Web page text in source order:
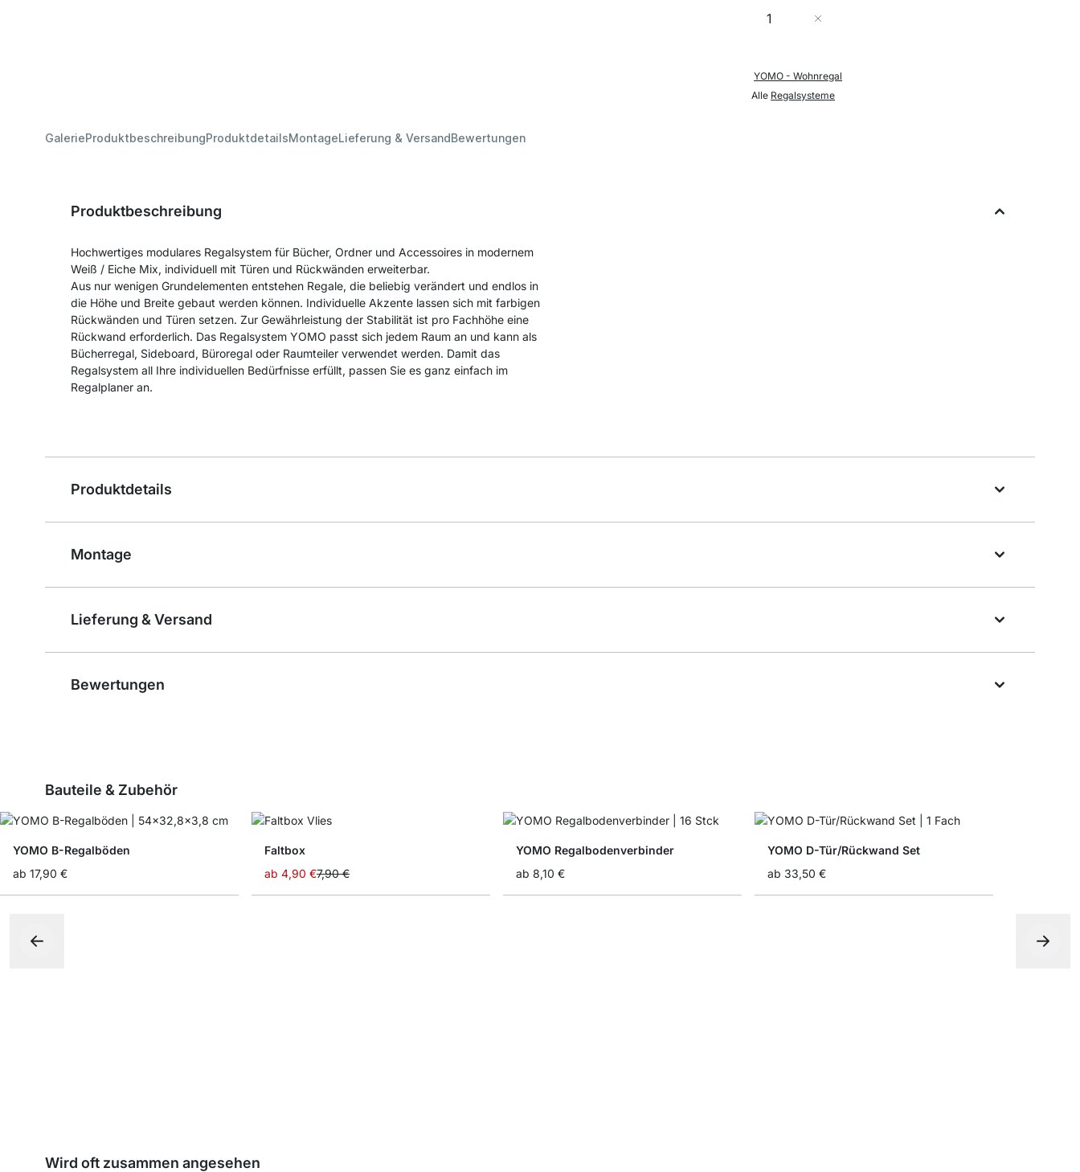
Menge
YOMO - Wohnregal
Alle Regalsysteme
GalerieProduktbeschreibungProduktdetailsMontageLieferung & VersandBewertungen
Produktbeschreibung
Hochwertiges modulares Regalsystem für Bücher, Ordner und Accessoires in modernem
Weiß / Eiche Mix, individuell mit Türen und Rückwänden erweiterbar.
Aus nur wenigen Grundelementen entstehen Regale, die beliebig verändert und endlos in
die Höhe und Breite gebaut werden können. Individuelle Akzente lassen sich mit farbigen
Rückwänden und Türen setzen. Zur Gewährleistung der Stabilität ist pro Fachhöhe eine
Rückwand erforderlich. Das Regalsystem YOMO passt sich jedem Raum an und kann als
Bücherregal, Sideboard, Büroregal oder Raumteiler verwendet werden. Damit das
Regalsystem all Ihre individuellen Bedürfnisse erfüllt, passen Sie es ganz einfach im
Regalplaner an.
Produktdetails
Montage
Lieferung & Versand
Bewertungen
Bauteile & Zubehör
YOMO B-Regalböden
ab 17,90 €
Faltbox
ab 4,90 €7,90 €
YOMO Regalbodenverbinder
ab 8,10 €
YOMO D-Tür/Rückwand Set
ab 33,50 €
Wird oft zusammen angesehen